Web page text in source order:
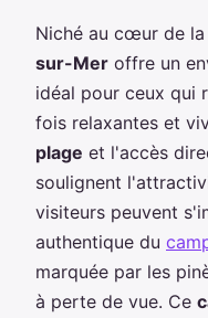
Niché au cœur de la
sur-Mer offre un
idéal pour ceux qui
fois relaxantes et
plage et l'accès
soulignent
visiteurs peuvent
authentique du
marquée par les
à perte de vue. Ce